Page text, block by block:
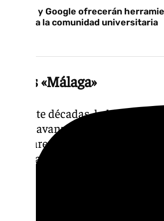
La US y Google ofrecerán
de IA a la comunidad universitaria
Virus «Málaga»
Durante décadas, la historia
siguió avanzando hasta crear
malware que terminaría
Málaga en un polo tecnológico